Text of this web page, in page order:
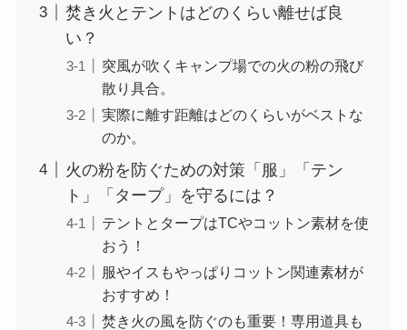
焚き火とテントはどのくらい離せば良
い？
突風が吹くキャンプ場での火の粉の飛び
散り具合。
実際に離す距離はどのくらいがベストな
のか。
火の粉を防ぐための対策「服」「テン
ト」「タープ」を守るには？
テントとタープはTCやコットン素材を使
おう！
服やイスもやっぱりコットン関連素材が
おすすめ！
焚き火の風を防ぐのも重要！専用道具も